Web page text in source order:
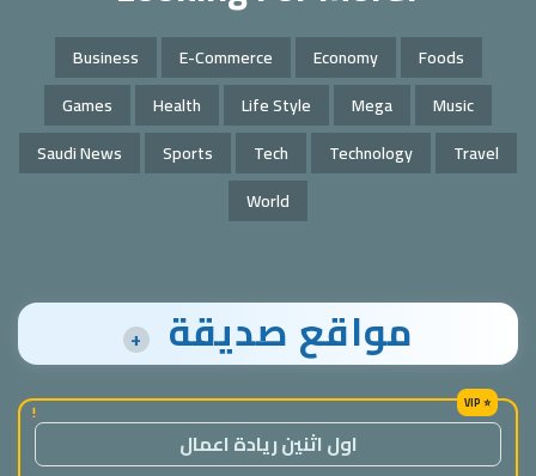
Business E-Commerce Economy
Foods
Games
Health Life Style Mega
Music
Saudi News
Sports Tech Technology
Travel
World
مواقع صديقة +
!
اول اثنين ريادة اعمال